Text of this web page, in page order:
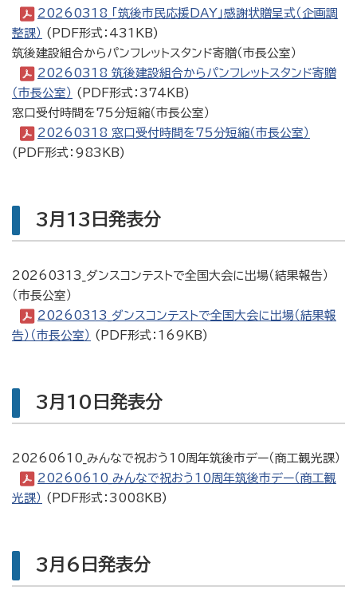
20260318_「筑後市民応援DAY」感謝状贈呈式（企画調
整課） (PDF形式：431KB)
筑後建設組合からパンフレットスタンド寄贈（市長公室）
20260318_筑後建設組合からパンフレットスタンド寄贈
（市長公室） (PDF形式：374KB)
窓口受付時間を75分短縮（市長公室）
20260318_窓口受付時間を75分短縮（市長公室）
(PDF形式：983KB)
3月13日発表分
20260313_ダンスコンテストで全国大会に出場（結果報告）
（市長公室）
20260313_ダンスコンテストで全国大会に出場（結果報
告）（市長公室） (PDF形式：169KB)
3月10日発表分
20260610_みんなで祝おう10周年筑後市デー（商工観光課）
20260610_みんなで祝おう10周年筑後市デー（商工観
光課） (PDF形式：3008KB)
3月6日発表分